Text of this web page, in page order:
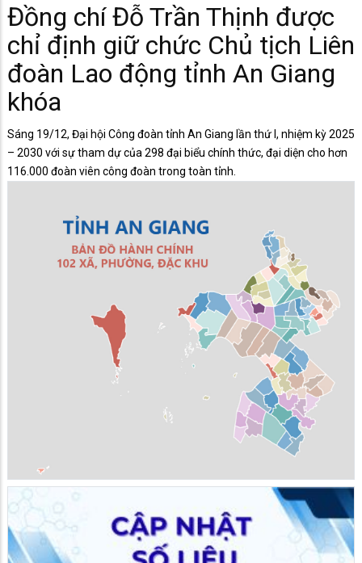
Đồng chí Đỗ Trần Thịnh được
chỉ định giữ chức Chủ tịch Liên
đoàn Lao động tỉnh An Giang
khóa
Sáng 19/12, Đại hội Công đoàn tỉnh An Giang lần thứ I, nhiệm kỳ 2025
– 2030 với sự tham dự của 298 đại biểu chính thức, đại diện cho hơn
116.000 đoàn viên công đoàn trong toàn tỉnh.